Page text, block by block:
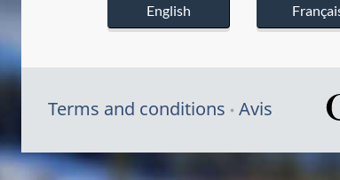
English
Terms and conditions Avis